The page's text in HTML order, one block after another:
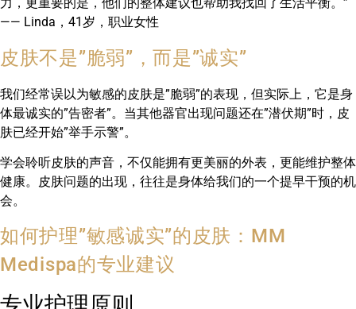
—— Linda，41岁，职业女性
皮肤不是”脆弱”，而是”诚实”
我们经常误以为敏感的皮肤是”脆弱”的表现，但实际上，它是身
体最诚实的”告密者”。当其他器官出现问题还在”潜伏期”时，皮
肤已经开始”举手示警”。
学会聆听皮肤的声音，不仅能拥有更美丽的外表，更能维护整体
健康。皮肤问题的出现，往往是身体给我们的一个提早干预的机
会。
如何护理”敏感诚实”的皮肤：MM
Medispa的专业建议